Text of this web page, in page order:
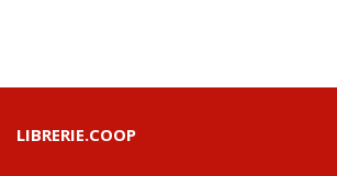
LIBRERIE.COOP